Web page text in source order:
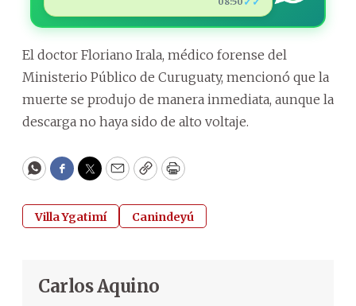
El doctor Floriano Irala, médico forense del
Ministerio Público de Curuguaty, mencionó que la
muerte se produjo de manera inmediata, aunque la
descarga no haya sido de alto voltaje.
WhatsApp
Facebook
Twitter
EmailCopyPrint
Villa Ygatimí Canindeyú
Carlos Aquino